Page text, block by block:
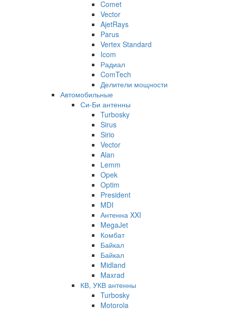
Comet
Vector
AjetRays
Parus
Vertex Standard
Icom
Радиал
ComTech
Делители мощности
Автомобильные
Си-Би антенны
Turbosky
Sirus
Sirio
Vector
Alan
Lemm
Opek
Optim
President
MDI
Антенна XXI
MegaJet
Комбат
Байкал
Байкал
Midland
Maxrad
КВ, УКВ антенны
Turbosky
Motorola